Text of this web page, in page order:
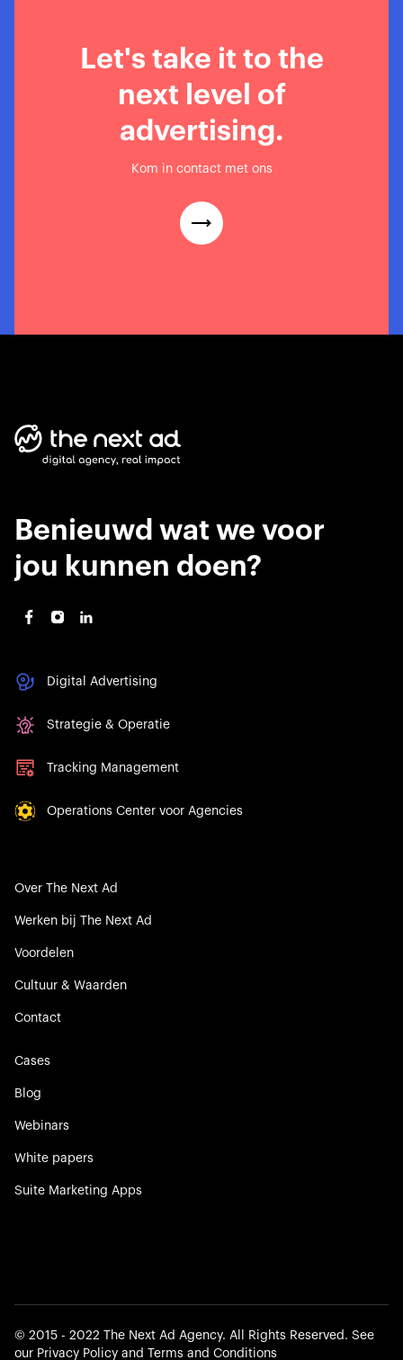
Let's take it to the
next level of
advertising.
Kom in contact met ons
Benieuwd wat we voor
jou kunnen doen?
Digital Advertising
Strategie & Operatie
Tracking Management
Operations Center voor Agencies
Over The Next Ad
Werken bij The Next Ad
Voordelen
Cultuur & Waarden
Contact
Cases
Blog
Webinars
White papers
Suite Marketing Apps
©️ 2015 - 2022 The Next Ad Agency. All Rights Reserved. See
our Privacy Policy and Terms and Conditions